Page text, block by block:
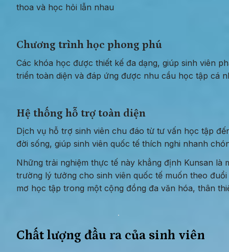
thoa và học hỏi lẫn nhau
Chương trình học phong phú
Các khóa học được thiết kế đa dạng, giúp sinh viên
triển toàn diện và đáp ứng được nhu cầu học tập cá
Hệ thống hỗ trợ toàn diện
Dịch vụ hỗ trợ sinh viên chu đáo từ tư vấn học tập
đời sống, giúp sinh viên quốc tế thích nghi nhanh
Những trải nghiệm thực tế này khẳng định Kunsan là
trường lý tưởng cho sinh viên quốc tế muốn theo
mơ học tập trong một cộng đồng đa văn hóa, thân
Chất lượng đầu ra của sinh viên